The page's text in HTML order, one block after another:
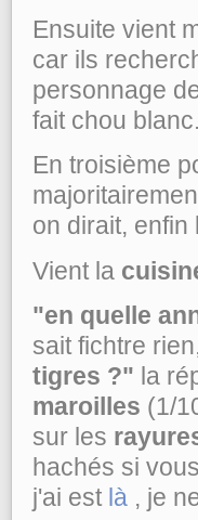
Ensuite vient
car ils
personnage
fait chou blanc.
En troisième
on dirait, enfin
Vient la
"en quelle
sait fichtre
tigres ?" la
maroilles (1/
sur les
hachés si
j'ai est là , je